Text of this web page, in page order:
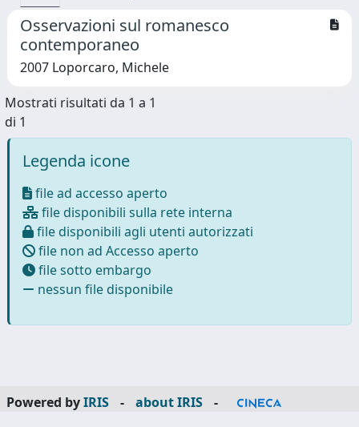
Osservazioni sul romanesco
contemporaneo
2007 Loporcaro, Michele
Mostrati risultati da 1 a 1
di 1
Legenda icone
file ad accesso aperto
file disponibili sulla rete interna
file disponibili agli utenti autorizzati
file non ad Accesso aperto
file sotto embargo
nessun file disponibile
Powered byIRIS - about IRIS
-